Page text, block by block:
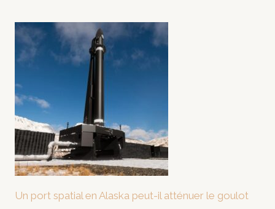
Un port spatial en Alaska peut-il atténuer le goulot